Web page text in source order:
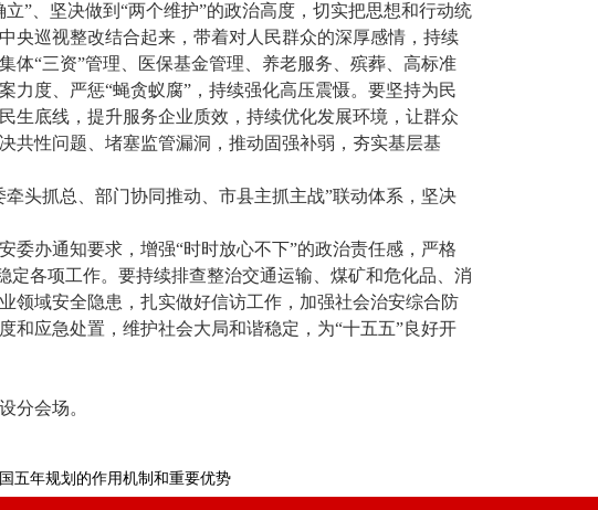
”、坚决做到“两个维护”的政治高度，切实把思想和行动统
央巡视整改结合起来，带着对人民群众的深厚感情，持续
体“三资”管理、医保基金管理、养老服务、殡葬、高标准
度、严惩“蝇贪蚁腐”，持续强化高压震慑。要坚持为民
生底线，提升服务企业质效，持续优化发展环境，让群众
共性问题、堵塞监管漏洞，推动固强补弱，夯实基层基
头抓总、部门协同推动、市县主抓主战”联动体系，坚决
办通知要求，增强“时时放心不下”的政治责任感，严格
定各项工作。要持续排查整治交通运输、煤矿和危化品、消
领域安全隐患，扎实做好信访工作，加强社会治安综合防
和应急处置，维护社会大局和谐稳定，为“十五五”良好开
分会场。
五年规划的作用机制和重要优势